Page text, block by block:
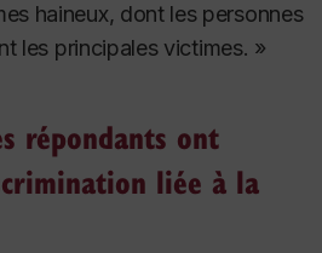
haineux, dont les personnes
les principales victimes. »
répondants ont
liée à la